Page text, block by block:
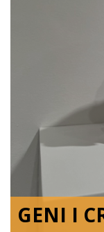
GENI I